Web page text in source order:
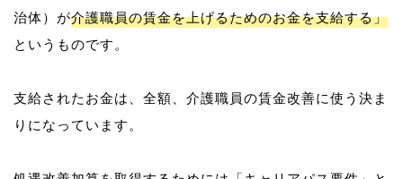
治体）が介護職員の賃金を上げるためのお金を支給する」
というものです。
支給されたお金は、全額、介護職員の賃金改善に使う決ま
りになっています。